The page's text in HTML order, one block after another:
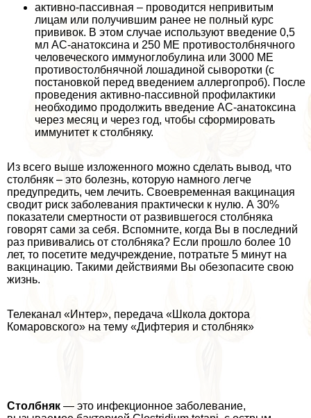
активно-пассивная – проводится непривитым
лицам или получившим ранее не полный курс
прививок. В этом случае используют введение 0,5
мл АС-анатоксина и 250 МЕ противостолбнячного
человеческого иммуноглобулина или 3000 МЕ
противостолбнячной лошадиной сыворотки (с
постановкой перед введением аллергопроб). После
проведения активно-пассивной профилактики
необходимо продолжить введение АС-анатоксина
через месяц и через год, чтобы сформировать
иммунитет к столбняку.
Из всего выше изложенного можно сделать вывод, что
столбняк – это болезнь, которую намного легче
предупредить, чем лечить. Своевременная вакцинация
сводит риск заболевания пpaктически к нулю. А 30%
показатели cмepтности от развившегося столбняка
говорят сами за себя. Вспомните, когда Вы в последний
раз прививались от столбняка? Если прошло более 10
лет, то посетите медучреждение, потратьте 5 минут на
вакцинацию. Такими действиями Вы обезопасите свою
жизнь.
Телеканал «Интер», передача «Школа доктора
Комаровского» на тему «Дифтерия и столбняк»
Столбняк — это инфекционное заболевание,